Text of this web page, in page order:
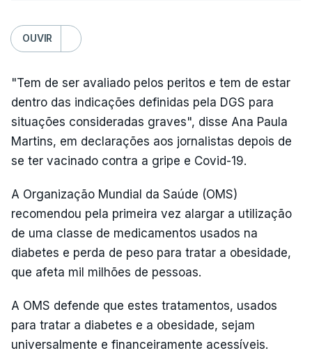
OUVIR
"Tem de ser avaliado pelos peritos e tem de estar
dentro das indicações definidas pela DGS para
situações consideradas graves", disse Ana Paula
Martins, em declarações aos jornalistas depois de
se ter vacinado contra a gripe e Covid-19.
A Organização Mundial da Saúde (OMS)
recomendou pela primeira vez alargar a utilização
de uma classe de medicamentos usados na
diabetes e perda de peso para tratar a obesidade,
que afeta mil milhões de pessoas.
A OMS defende que estes tratamentos, usados
para tratar a diabetes e a obesidade, sejam
universalmente e financeiramente acessíveis.